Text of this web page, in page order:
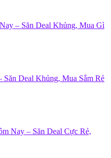
– Săn Deal Khủng, Mua Gì
Deal Khủng, Mua Sắm Rẻ
Nay – Săn Deal Cực Rẻ,